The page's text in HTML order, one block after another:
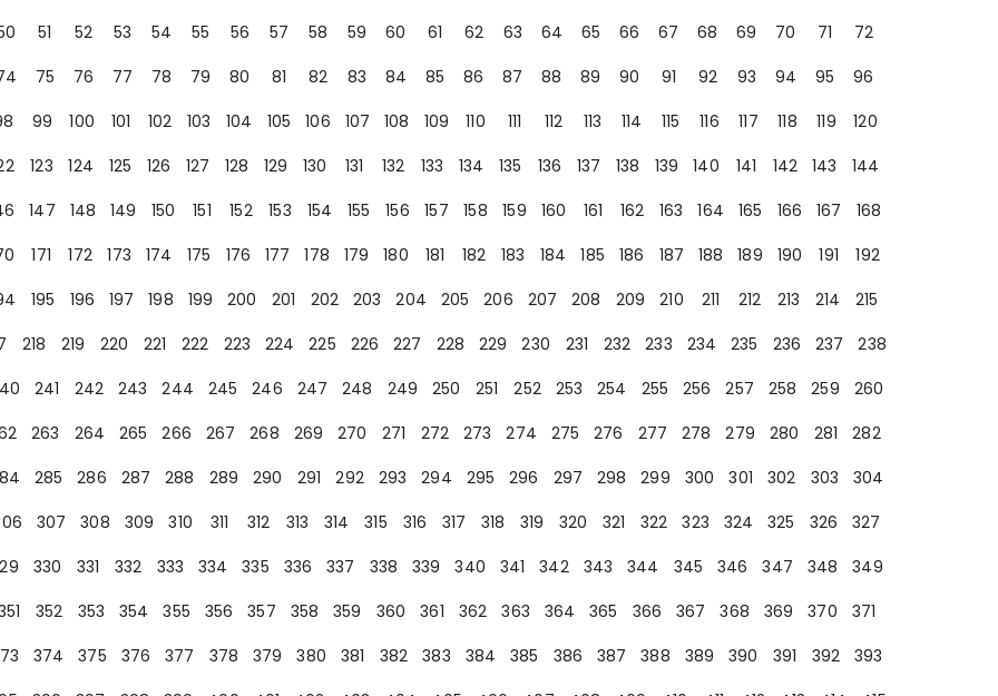
51 52 53 54 55 56 57 58 59 60 61 62 63 64 65 66 67 68 69 70 71
72
75 76 77 78 79 80 81 82 83 84 85 86 87 88 89 90 91 92 93 94 95
96
99 100 101 102 103 104 105 106 107 108 109 110 111 112 113 114 115 116 117 118 119
120
123 124 125 126 127 128 129 130 131 132 133 134 135 136 137 138 139 140 141 142 143
144
147 148 149 150 151 152 153 154 155 156 157 158 159 160 161 162 163 164 165 166 167
168
171 172 173 174 175 176 177 178 179 180 181 182 183 184 185 186 187 188 189 190 191
192
195 196 197 198 199 200 201 202 203 204 205 206 207 208 209 210 211 212 213 214
215
218 219 220 221 222 223 224 225 226 227 228 229 230 231 232 233 234 235 236 237
238
241 242 243 244 245 246 247 248 249 250 251 252 253 254 255 256 257 258 259
260
263 264 265 266 267 268 269 270 271 272 273 274 275 276 277 278 279 280 281
282
285 286 287 288 289 290 291 292 293 294 295 296 297 298 299 300 301 302 303
304
307 308 309 310 311 312 313 314 315 316 317 318 319 320 321 322 323 324 325 326
327
330 331 332 333 334 335 336 337 338 339 340 341 342 343 344 345 346 347 348
349
352 353 354 355 356 357 358 359 360 361 362 363 364 365 366 367 368 369 370
371
374 375 376 377 378 379 380 381 382 383 384 385 386 387 388 389 390 391 392
393